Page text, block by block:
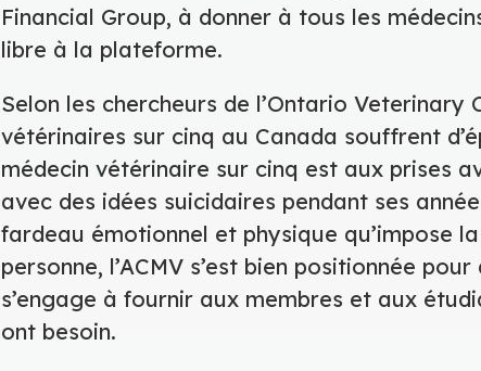
Financial Group, à donner à tous les
libre à la plateforme.
Selon les chercheurs de l’Ontario Veterinary
vétérinaires sur cinq au Canada souffrent
médecin vétérinaire sur cinq est aux prises
avec des idées suicidaires pendant ses
fardeau émotionnel et physique qu’impose
personne, l’ACMV s’est bien positionnée
s’engage à fournir aux membres et aux
ont besoin.